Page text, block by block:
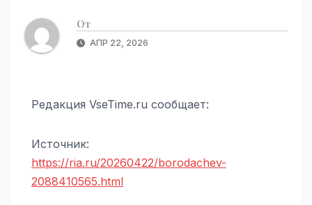
От
АПР 22, 2026
Редакция VseTime.ru сообщает:
Источник:
https://ria.ru/20260422/borodachev-
2088410565.html